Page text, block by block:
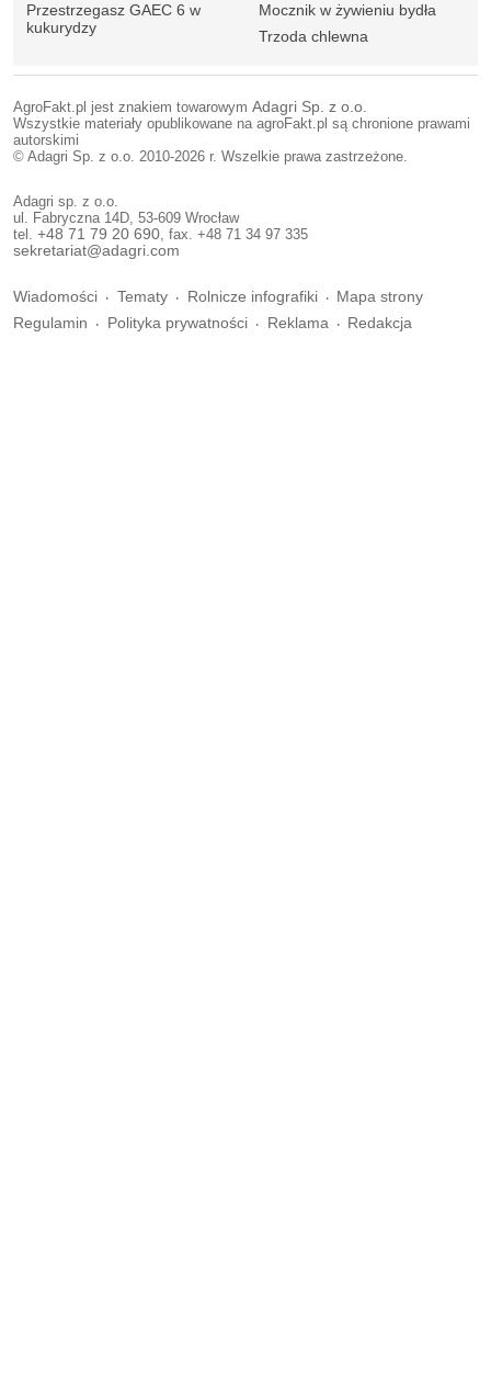
Przestrzegasz GAEC 6 w
kukurydzy
Mocznik w żywieniu bydła
Trzoda chlewna
AgroFakt.pl jest znakiem towarowym Adagri Sp. z o.o.
Wszystkie materiały opublikowane na agroFakt.pl są chronione prawami
autorskimi
© Adagri Sp. z o.o. 2010-2026 r. Wszelkie prawa zastrzeżone.
Adagri sp. z o.o.
ul. Fabryczna 14D, 53-609 Wrocław
tel. +48 71 79 20 690 , fax. +48 71 34 97 335
sekretariat@adagri.com
Wiadomości Tematy Rolnicze infografiki
Mapa strony
Regulamin
Polityka prywatności Reklama Redakcja